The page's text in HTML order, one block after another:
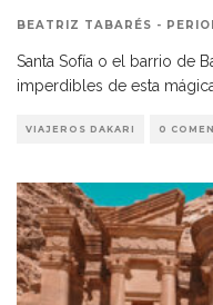
BEATRIZ TABARÉS -
Santa Sofía o el barrio de
imperdibles de esta
VIAJEROS DAKARI 0